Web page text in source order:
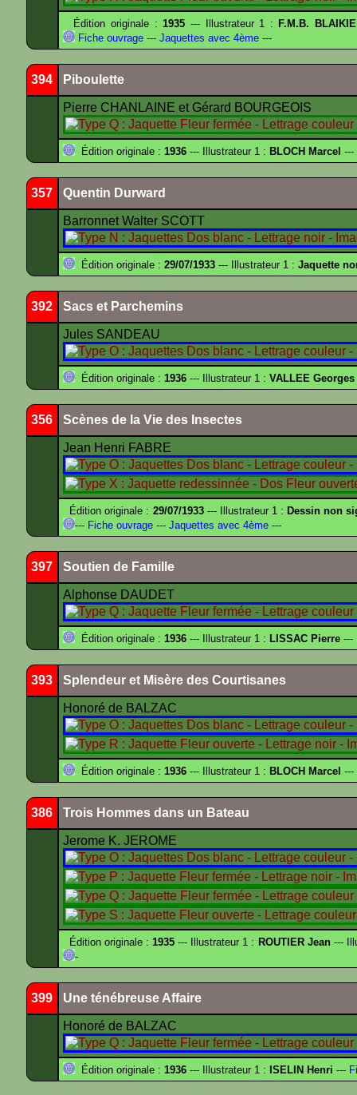
Édition originale :1935 --- Illustrateur 1 : F.M.B.
Fiche ouvrage --- Jaquettes avec 4ème ---
394 Piboulette
Pierre CHANLAINE et Gérard BOURGEOIS
Édition originale : 1936 --- Illustrateur 1 : BLOCH Marcel ---
357 Quentin Durward
Barronnet Walter SCOTT
Édition originale : 29/07/1933 --- Illustrateur 1 : Jaquette
392 Sacs et Parchemins
Jules SANDEAU
Édition originale : 1936 --- Illustrateur 1 : VALLEE Georges
356 Scènes de la Vie des Insectes
Jean Henri FABRE
Édition originale : 29/07/1933--- Illustrateur 1 : Dessin non
--- Fiche ouvrage --- Jaquettes avec 4ème ---
397 Soutien de Famille
Alphonse DAUDET
Édition originale : 1936 --- Illustrateur 1 : LISSAC Pierre ---
393 Splendeur et Misère des Courtisanes
Honoré de BALZAC
Édition originale : 1936 --- Illustrateur 1 : BLOCH Marcel ---
386 Trois Hommes dans un Bateau
Jerome K. JEROME
Édition originale :1935 --- Illustrateur 1 : ROUTIER Jean---
-
399 Une ténébreuse Affaire
Honoré de BALZAC
Édition originale : 1936 --- Illustrateur 1 : ISELIN Henri ---